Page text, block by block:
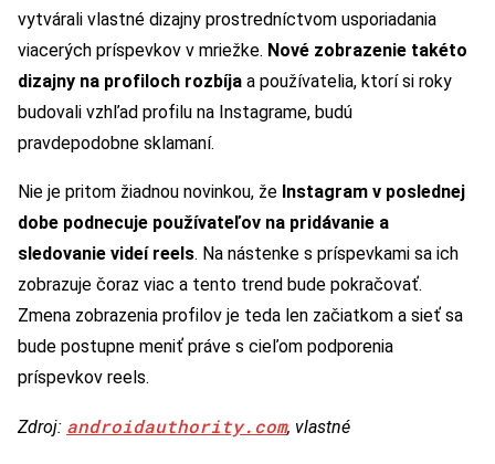
vytvárali vlastné dizajny prostredníctvom usporiadania
viacerých príspevkov v mriežke. Nové zobrazenie takéto
dizajny na profiloch rozbíja a používatelia, ktorí si roky
budovali vzhľad profilu na Instagrame, budú
pravdepodobne sklamaní.
Nie je pritom žiadnou novinkou, že Instagram v poslednej
dobe podnecuje používateľov na pridávanie a
sledovanie videí reels. Na nástenke s príspevkami sa ich
zobrazuje čoraz viac a tento trend bude pokračovať.
Zmena zobrazenia profilov je teda len začiatkom a sieť sa
bude postupne meniť práve s cieľom podporenia
príspevkov reels.
Zdroj: androidauthority.com, vlastné